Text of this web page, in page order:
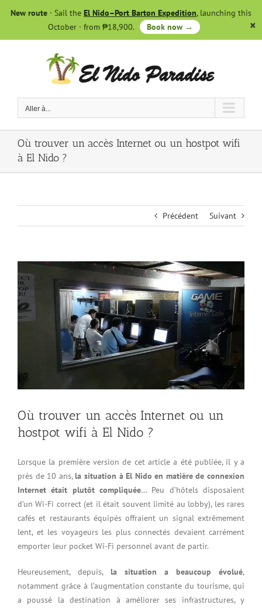
New route · Sail the El Nido–Port Barton Expedition, launching this
October · from ₱18,900.
Book now →
Aller à...
Où trouver un accès Internet ou un hostpot wifi
à El Nido ?
Précédent Suivant
Où trouver un accès Internet ou un
hostpot wifi à El Nido ?
Lorsque la première version de cet article a été publiée, il y a
près de 10 ans, la situation à El Nido en matière de connexion
Internet était plutôt compliquée… Peu d’hôtels disposaient
d’un Wi-Fi correct (et il était souvent limité au lobby), les rares
cafés et restaurants équipés offraient un signal extrêmement
lent, et les voyageurs les plus connectés devaient carrément
emporter leur pocket Wi-Fi personnel avant de partir.
Heureusement, depuis, la situation a beaucoup évolué,
notamment grâce à l’augmentation constante du tourisme, qui
a poussé la destination à améliorer ses infrastructures, y